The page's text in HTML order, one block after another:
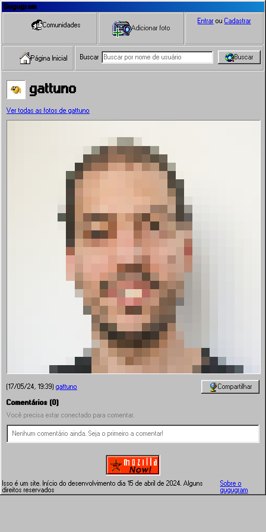
Gugugram
Página Inicial
Comunidades Adicionar foto
Buscar Buscar
Entrar ou Cadastrar
gattuno
Ver todas as fotos de gattuno
(17/05/24, 19:39) gattuno Compartilhar
Comentários (0)
Você precisa estar conectado para comentar.
Nenhum comentário ainda. Seja o primeiro a comentar!
Isso é um site. Início do desenvolvimento dia 15 de abril de 2024. Alguns
direitos reservados
Sobre o
gugugram